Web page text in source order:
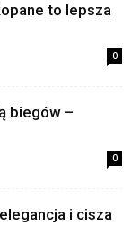
to lepsza
0
biegów –
0
i cisza